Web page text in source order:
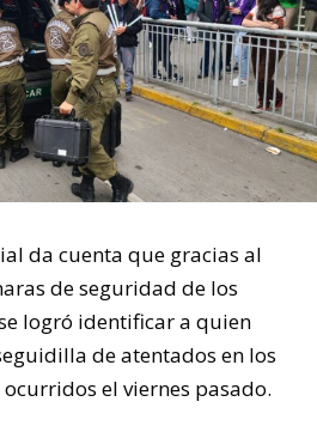
da cuenta que gracias al
de seguridad de los
logró identificar a quien
de atentados en los
el viernes pasado.